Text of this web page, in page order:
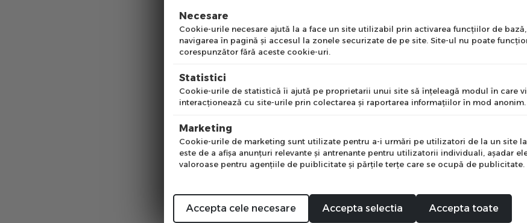
Prin completarea acestui formular imi dau acordul cu privire la
GDPR (protectia datelor personale)
Sunt de acord
Necesare
Cookie-urile necesare ajută la a face un site utilizabil prin activarea funcţiilor de
navigarea în pagină şi accesul la zonele securizate de pe site. Site-ul nu poate
corespunzător fără aceste cookie-uri.
Statistici
Cookie-urile de statistică îi ajută pe proprietarii unui site să înţeleagă modul în care
interacţionează cu site-urile prin colectarea şi raportarea informaţiilor în mod anonim.
Marketing
Cookie-urile de marketing sunt utilizate pentru a-i urmări pe utilizatori de la un site
este de a afişa anunţuri relevante şi antrenante pentru utilizatorii individuali, aşadar
valoroase pentru agenţiile de puiblicitate şi părţile terţe care se ocupă de publicitate.
Accepta cele necesare Accepta selectia Accepta toate
Mă abonez